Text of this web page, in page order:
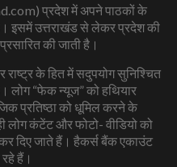
प्रदेश में अपने पाठकों के
इसमें उत्तराखंड से लेकर प्रदेश की
की जाती है।
के हित में सदुपयोग सुनिश्चित
लोग “फेक न्यूज” को हथियार
प्रतिष्ठा को धूमिल करने के
लोग कंटेंट और फोटो- वीडियो को
दिए जाते हैं। हैकर्स बैंक एकाउंट
हैं।